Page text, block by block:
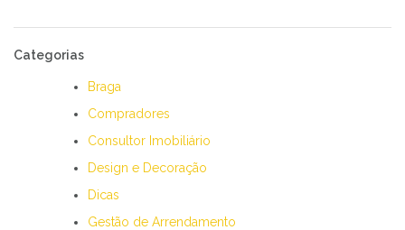
Categorias
Braga
Compradores
Consultor Imobiliário
Design e Decoração
Dicas
Gestão de Arrendamento